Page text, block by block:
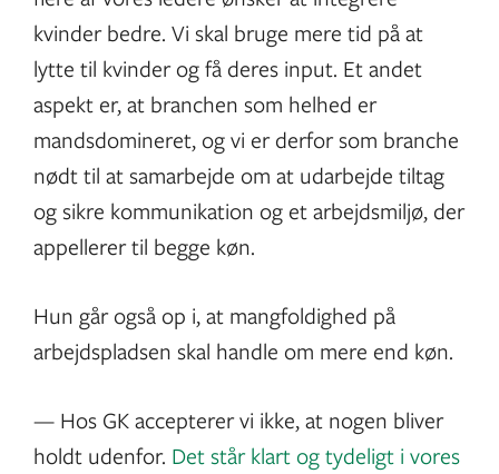
kvinder bedre. Vi skal bruge mere tid på at
lytte til kvinder og få deres input. Et andet
aspekt er, at branchen som helhed er
mandsdomineret, og vi er derfor som branche
nødt til at samarbejde om at udarbejde tiltag
og sikre kommunikation og et arbejdsmiljø, der
appellerer til begge køn.
Hun går også op i, at mangfoldighed på
arbejdspladsen skal handle om mere end køn.
— Hos GK accepterer vi ikke, at nogen bliver
holdt udenfor. Det står klart og tydeligt i vores